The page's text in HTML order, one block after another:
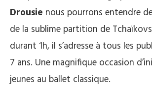
Drousie nous pourrons entendre
de la sublime partition de
durant 1h, il s’adresse à tous les
7 ans. Une magnifique occasion
jeunes au ballet classique.